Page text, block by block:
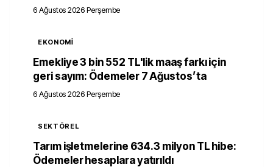
6 Ağustos 2026 Perşembe
EKONOMI
Emekliye 3 bin 552 TL'lik maaş farkı için
geri sayım: Ödemeler 7 Ağustos’ta
6 Ağustos 2026 Perşembe
SEKTÖREL
Tarım işletmelerine 634.3 milyon TL hibe:
Ödemeler hesaplara yatırıldı